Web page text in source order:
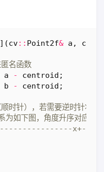
](cv:: Point2f& a , cv
a - centroid ;
b - centroid ;